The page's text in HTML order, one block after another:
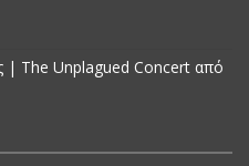
| The Unplagued Concert από